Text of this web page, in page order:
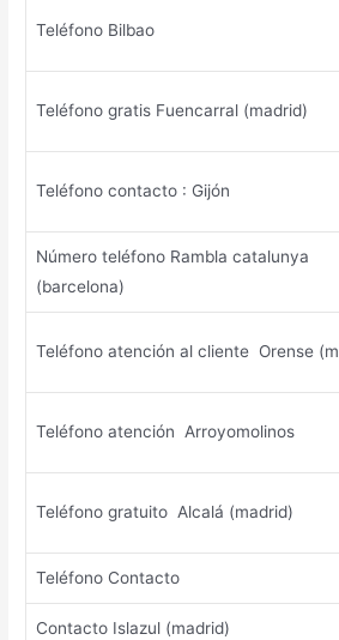
Teléfono Bilbao
Teléfono gratis Fuencarral (madrid)
Teléfono contacto : Gijón
Número teléfono Rambla catalunya
(barcelona)
Teléfono atención al cliente Orense
Teléfono atención Arroyomolinos
Teléfono gratuito Alcalá (madrid)
Teléfono Contacto
Contacto Islazul (madrid)